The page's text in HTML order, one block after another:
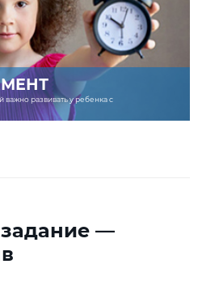
развивать у ребенка с
—